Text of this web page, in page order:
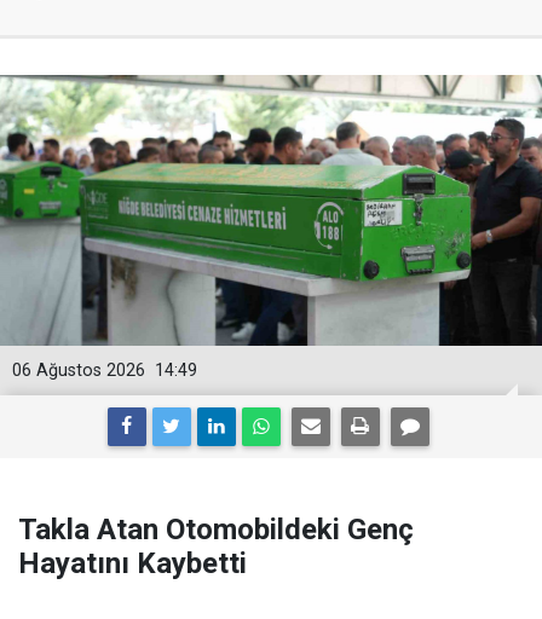
14:49
06 Ağustos 2026
Takla Atan Otomobildeki Genç
Hayatını Kaybetti